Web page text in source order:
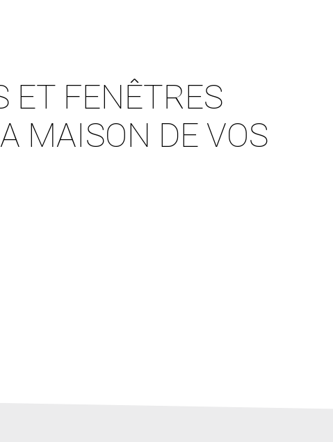
ET FENÊTRES
MAISON DE VOS